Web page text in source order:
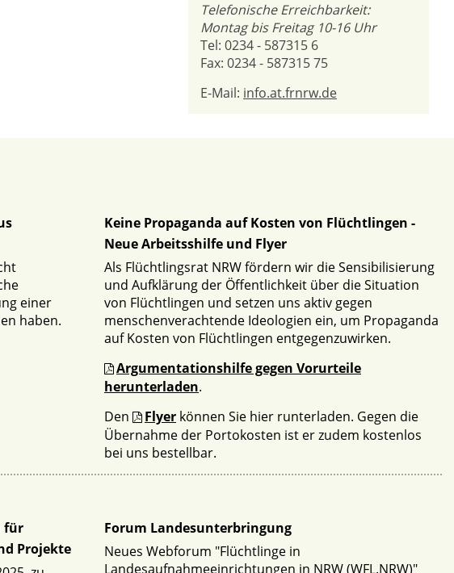
Telefonische Erreichbarkeit:
Montag bis Freitag 10-16 Uhr
Tel: 0234 - 587315 6
Fax: 0234 - 587315 75
E-Mail: info.at.frnrw.de
einer
haben.
Keine Propaganda auf Kosten von Flüchtlingen -
Neue Arbeitsshilfe und Flyer
Als Flüchtlingsrat NRW fördern wir die Sensibilisierung
und Aufklärung der Öffentlichkeit über die Situation
von Flüchtlingen und setzen uns aktiv gegen
menschenverachtende Ideologien ein, um Propaganda
auf Kosten von Flüchtlingen entgegenzuwirken.
Argumentationshilfe gegen Vorurteile
herunterladen.
Den
Flyer können Sie hier runterladen. Gegen die
Übernahme der Portokosten ist er zudem kostenlos
bei uns bestellbar.
für
Projekte
Forum Landesunterbringung
Neues Webforum "Flüchtlinge in
Landesaufnahmeeinrichtungen in NRW (WFL.NRW)"